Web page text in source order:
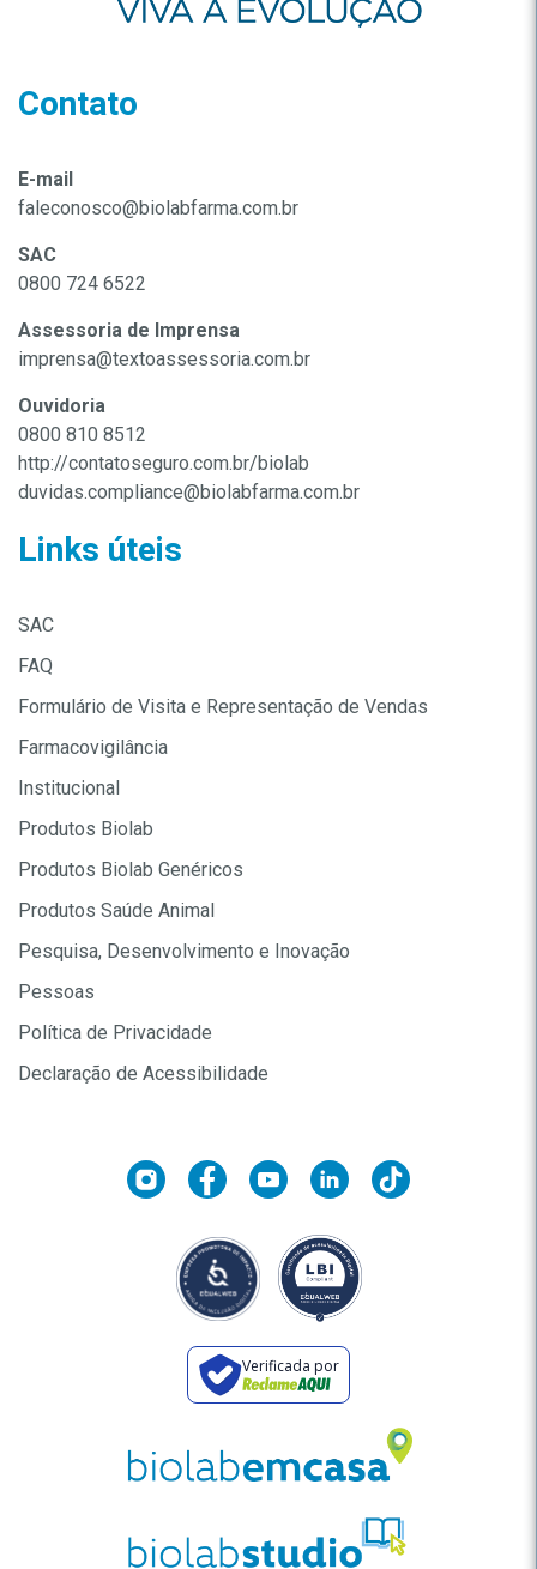
Contato
E-mail
faleconosco@biolabfarma.com.br
SAC
0800 724 6522
Assessoria de Imprensa
imprensa@textoassessoria.com.br
Ouvidoria
0800 810 8512
http://contatoseguro.com.br/biolab
duvidas.compliance@biolabfarma.com.br
Links úteis
SAC
FAQ
Formulário de Visita e Representação de Vendas
Farmacovigilância
Institucional
Produtos Biolab
Produtos Biolab Genéricos
Produtos Saúde Animal
Pesquisa, Desenvolvimento e Inovação
Pessoas
Política de Privacidade
Declaração de Acessibilidade
Verificada por